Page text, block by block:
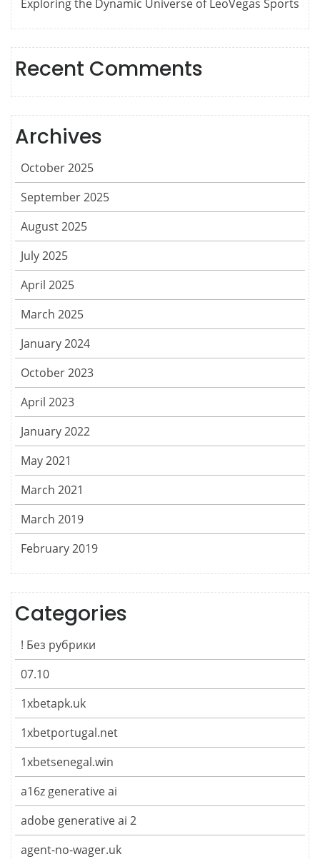
Exploring the Dynamic Universe of LeoVegas Sports
Recent Comments
Archives
October 2025
September 2025
August 2025
July 2025
April 2025
March 2025
January 2024
October 2023
April 2023
January 2022
May 2021
March 2021
March 2019
February 2019
Categories
! Без рубрики
07.10
1xbetapk.uk
1xbetportugal.net
1xbetsenegal.win
a16z generative ai
adobe generative ai 2
agent-no-wager.uk